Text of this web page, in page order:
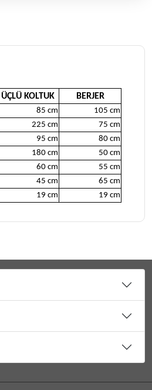
ÜÇLÜ KOLTUK BERJER
85 cm
105 cm
225 cm
75 cm
95 cm
80 cm
180 cm
50 cm
60 cm
55 cm
45 cm
65 cm
19 cm 19 cm